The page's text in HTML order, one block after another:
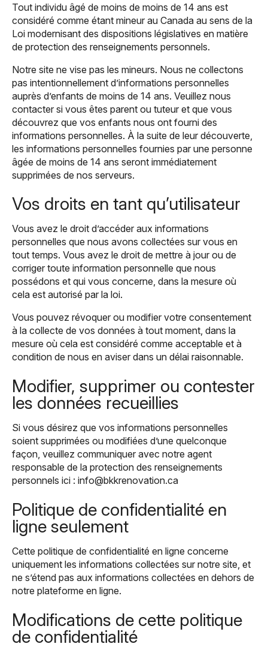
Tout individu âgé de moins de moins de 14 ans est
considéré comme étant mineur au Canada au sens de la
Loi modernisant des dispositions législatives en matière
de protection des renseignements personnels.
Notre site ne vise pas les mineurs. Nous ne collectons
pas intentionnellement d’informations personnelles
auprès d’enfants de moins de 14 ans. Veuillez nous
contacter si vous êtes parent ou tuteur et que vous
découvrez que vos enfants nous ont fourni des
informations personnelles. À la suite de leur découverte,
les informations personnelles fournies par une personne
âgée de moins de 14 ans seront immédiatement
supprimées de nos serveurs.
Vos droits en tant qu’utilisateur
Vous avez le droit d’accéder aux informations
personnelles que nous avons collectées sur vous en
tout temps. Vous avez le droit de mettre à jour ou de
corriger toute information personnelle que nous
possédons et qui vous concerne, dans la mesure où
cela est autorisé par la loi.
Vous pouvez révoquer ou modifier votre consentement
à la collecte de vos données à tout moment, dans la
mesure où cela est considéré comme acceptable et à
condition de nous en aviser dans un délai raisonnable.
Modifier, supprimer ou contester
les données recueillies
Si vous désirez que vos informations personnelles
soient supprimées ou modifiées d’une quelconque
façon, veuillez communiquer avec notre agent
responsable de la protection des renseignements
personnels ici : info@bkkrenovation.ca
Politique de confidentialité en
ligne seulement
Cette politique de confidentialité en ligne concerne
uniquement les informations collectées sur notre site, et
ne s’étend pas aux informations collectées en dehors de
notre plateforme en ligne.
Modifications de cette politique
de confidentialité